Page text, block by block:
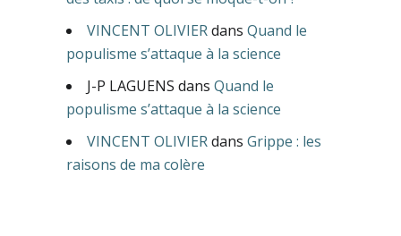
VINCENT OLIVIERdans Quand le
populisme s’attaque à la science
J-P LAGUENS dans Quand le
populisme s’attaque à la science
VINCENT OLIVIERdans Grippe : les
raisons de ma colère